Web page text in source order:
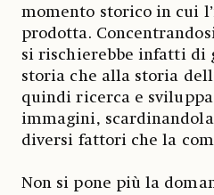
momento storico in cui
prodotta.
si rischierebbe infatti di
storia che alla storia
quindi ricerca e
immagini,
diversi fattori che la
Non si pone più la